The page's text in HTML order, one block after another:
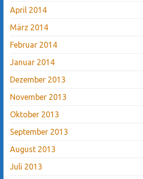
April 2014
März 2014
Februar 2014
Januar 2014
Dezember 2013
November 2013
Oktober 2013
September 2013
August 2013
Juli 2013